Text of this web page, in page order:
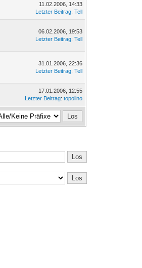
11.02.2006, 14:33
Letzter Beitrag:Tell
06.02.2006, 19:53
Letzter Beitrag:Tell
31.01.2006, 22:36
Letzter Beitrag:Tell
17.01.2006, 12:55
Letzter Beitrag:topolino